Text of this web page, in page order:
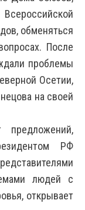
обменяться
После
проблемы
Осетии,
на своей
РФ
людей с
открывает